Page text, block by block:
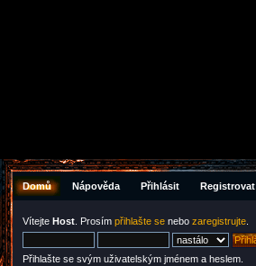
Domů Nápověda Přihlásit Registrovat
Vítejte Host . Prosím přihlašte se nebo zaregistrujte
Přihlašte se svým uživatelským jménem a heslem.